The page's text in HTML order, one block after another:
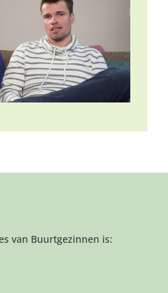
van Buurtgezinnen is: